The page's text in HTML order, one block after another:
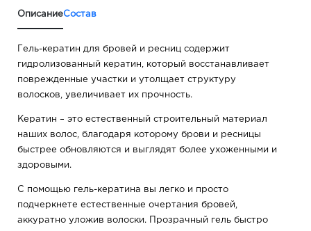
ОписаниеСостав
Гель-кератин для бровей и ресниц содержит
гидролизованный кератин, который восстанавливает
поврежденные участки и утолщает структуру
волосков, увеличивает их прочность.
Кератин – это естественный строительный материал
наших волос, благодаря которому брови и ресницы
быстрее обновляются и выглядят более ухоженными и
здоровыми.
С помощью гель-кератина вы легко и просто
подчеркнете естественные очертания бровей,
аккуратно уложив волоски. Прозрачный гель быстро